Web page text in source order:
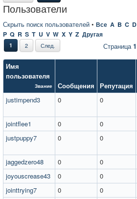
Пользователи
Скрыть поиск пользователей • Все A B C D
P Q R S T U V W X Y Z Другая
1 2 След. Страница1
Имя
пользователя
Звание Сообщения Репутация
justimpend3
0 0
jointflee1
0 0
justpuppy7
0 0
jaggedzero48
0 0
joyouscrease43
0 0
jointtrying7
0 0